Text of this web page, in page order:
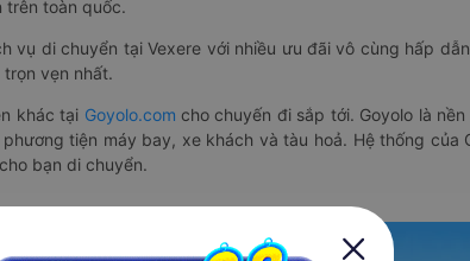
trên toàn quốc.
di chuyển tại Vexere với nhiều ưu đãi vô cùng hấp
vẹn nhất.
khác tại Goyolo.com cho chuyến đi sắp tới. Goyolo là
tiện máy bay, xe khách và tàu hoả. Hệ thống
bạn di chuyển.